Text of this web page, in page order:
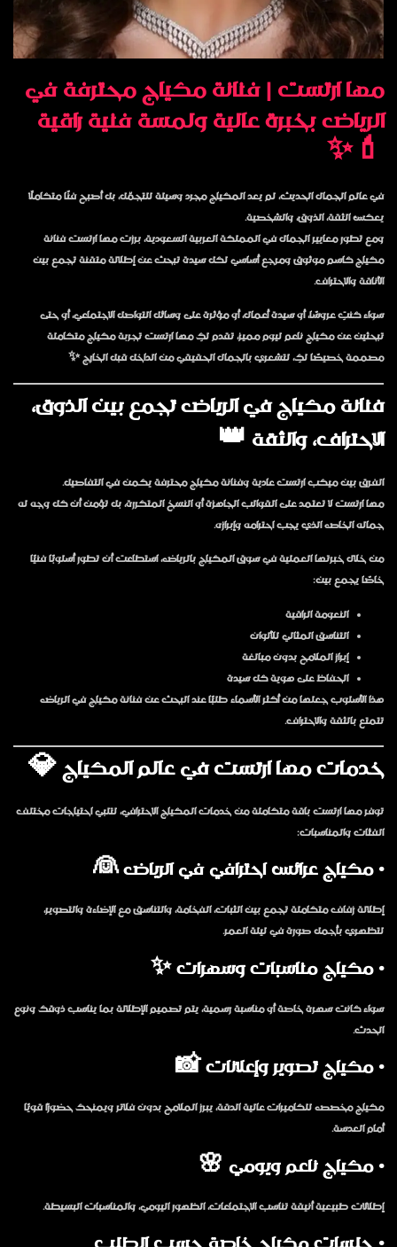
مها ارتست | فنانة مكياج محترفة في
الرياض بخبرة عالية ولمسة فنية راقية
💄✨
في عالم الجمال الحديث، لم يعد المكياج مجرد وسيلة للتجمّل، بل أصبح فنًا متكاملًا
يعكس الثقة، الذوق، والشخصية.
ومع تطور معايير الجمال في المملكة العربية السعودية، برزتمها ارتستفنانة
مكياج كاسم موثوق ومرجع أساسي لكل سيدة تبحث عن إطلالة متقنة تجمع بين
الأناقة والاحتراف.
سواء كنتِ عروسًا، أو سيدة أعمال، أو مؤثرة على وسائل التواصل الاجتماعي، أو حتى
تبحثين عن مكياج ناعم ليوم مميز، تقدم لكِ مها ارتست تجربة مكياج متكاملة
مصممة خصيصًا لكِ، لتشعري بالجمال الحقيقي من الداخل قبل الخارج ✨
فنانة مكياج في الرياض تجمع بين الذوق،
الاحتراف، والثقة 👑
الفرق بين ميكب ارتست عادية وفنانة مكياج محترفة يكمن في التفاصيل.
مها ارتست لا تعتمد على القوالب الجاهزة أو النسخ المتكررة، بل تؤمن أن كل وجه له
جماله الخاص الذي يجب احترامه وإبرازه.
من خلال خبرتها العملية في سوق المكياج بالرياض، استطاعت أن تطور أسلوبًا فنيًا
خاصًا يجمع بين:
النعومة الراقية
التناسق المثالي للألوان
إبراز الملامح بدون مبالغة
الحفاظ على هوية كل سيدة
هذا الأسلوب جعلها من أكثر الأسماء طلبًا عند البحث عنفنانة مكياج في الرياض
تتمتع بالثقة والاحتراف.
خدمات مها ارتست في عالم المكياج 💎
توفر مها ارتست باقة متكاملة من خدمات المكياج الاحترافي، لتلبي احتياجات مختلف
الفئات والمناسبات:
• مكياج عرائس احترافي في الرياض 👰
إطلالة زفاف متكاملة تجمع بين الثبات، الفخامة، والتناسق مع الإضاءة والتصوير،
لتظهري بأجمل صورة في ليلة العمر.
• مكياج مناسبات وسهرات ✨
سواء كانت سهرة خاصة أو مناسبة رسمية، يتم تصميم الإطلالة بما يناسب ذوقك ونوع
الحدث.
• مكياج تصوير وإعلانات 📸
مكياج مخصص للكاميرات عالية الدقة، يبرز الملامح بدون فلاتر ويمنحك حضورًا قويًا
أمام العدسة.
• مكياج ناعم ويومي 🌸
إطلالات طبيعية أنيقة تناسب الاجتماعات، الظهور اليومي، والمناسبات البسيطة.